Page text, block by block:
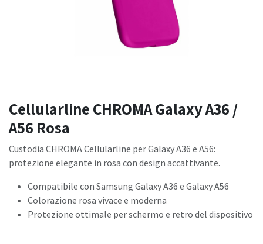
Cellularline CHROMA Galaxy A36 /
A56 Rosa
Custodia CHROMA Cellularline per Galaxy A36 e A56:
protezione elegante in rosa con design accattivante.
Compatibile con Samsung Galaxy A36 e Galaxy A56
Colorazione rosa vivace e moderna
Protezione ottimale per schermo e retro del dispositivo